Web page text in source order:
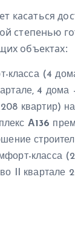
касаться
степенью
объектах:
класса (4
4 дома
квартир)
А136
класса
II квартале